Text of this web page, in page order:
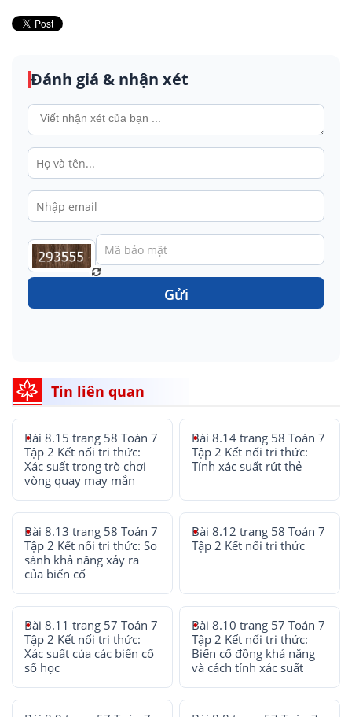
Đánh giá & nhận xét
Gửi
Tin liên quan
Bài 8.15 trang 58 Toán 7
Tập 2 Kết nối tri thức:
Xác suất trong trò chơi
vòng quay may mắn
Bài 8.14 trang 58 Toán 7
Tập 2 Kết nối tri thức:
Tính xác suất rút thẻ
Bài 8.13 trang 58 Toán 7
Tập 2 Kết nối tri thức: So
sánh khả năng xảy ra
của biến cố
Bài 8.12 trang 58 Toán 7
Tập 2 Kết nối tri thức
Bài 8.11 trang 57 Toán 7
Tập 2 Kết nối tri thức:
Xác suất của các biến cố
số học
Bài 8.10 trang 57 Toán 7
Tập 2 Kết nối tri thức:
Biến cố đồng khả năng
và cách tính xác suất